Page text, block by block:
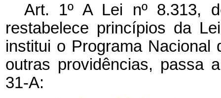
Art. 1º A Lei nº 8.313,
restabelece princípios da
institui o Programa
outras providências, passa
31-A: